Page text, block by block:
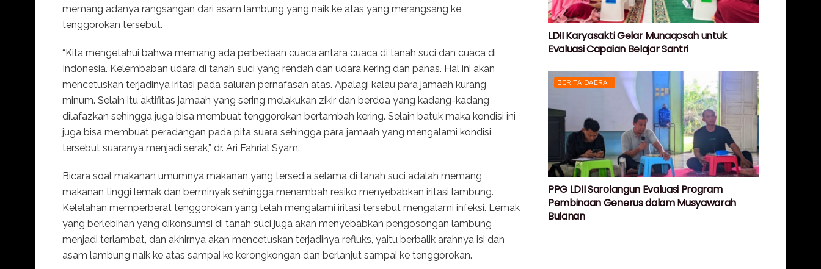
memang adanya rangsangan dari asam lambung yang naik ke atas yang merangsang ke
tenggorokan tersebut.
“Kita mengetahui bahwa memang ada perbedaan cuaca antara cuaca di tanah suci dan cuaca di
Indonesia. Kelembaban udara di tanah suci yang rendah dan udara kering dan panas. Hal ini akan
mencetuskan terjadinya iritasi pada saluran pernafasan atas. Apalagi kalau para jamaah kurang
minum. Selain itu aktifitas jamaah yang sering melakukan zikir dan berdoa yang kadang-kadang
dilafazkan sehingga juga bisa membuat tenggorokan bertambah kering. Selain batuk maka kondisi ini
juga bisa membuat peradangan pada pita suara sehingga para jamaah yang mengalami kondisi
tersebut suaranya menjadi serak,” dr. Ari Fahrial Syam.
Bicara soal makanan umumnya makanan yang tersedia selama di tanah suci adalah memang
makanan tinggi lemak dan berminyak sehingga menambah resiko menyebabkan iritasi lambung.
Kelelahan memperberat tenggorokan yang telah mengalami iritasi tersebut mengalami infeksi. Lemak
yang berlebihan yang dikonsumsi di tanah suci juga akan menyebabkan pengosongan lambung
menjadi terlambat, dan akhirnya akan mencetuskan terjadinya refluks, yaitu berbalik arahnya isi dan
asam lambung naik ke atas sampai ke kerongkongan dan berlanjut sampai ke tenggorokan.
LDII Karyasakti Gelar Munaqosah untuk
Evaluasi Capaian Belajar Santri
BERITA DAERAH
PPG LDII Sarolangun Evaluasi Program
Pembinaan Generus dalam Musyawarah
Bulanan